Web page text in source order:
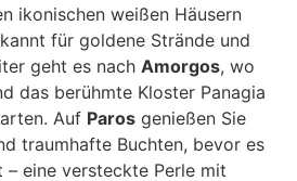
ikonischen weißen Häusern
für goldene Strände und
geht es nach Amorgos, wo
das berühmte Kloster Panagia
Auf Paros genießen Sie
traumhafte Buchten, bevor es
– eine versteckte Perle mit